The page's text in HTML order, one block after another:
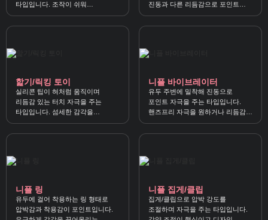
타입입니다. 조작이 쉬워
입문용이나 섬세한 자극 취향에 잘
맞아요.
진동과 다른 리듬감으로 포인트
자극을 선호할 때 잘 맞아요.
핥기/릭킹 토이
실리콘 팁이 혀처럼 움직이며
리듬감 있는 터치 자극을 주는
타입입니다. 섬세한 감각을
좋아하거나 진동이 부담스러울 때
추천해요.
니플 바이브레이터
유두 주변에 밀착해 진동으로
포인트 자극을 주는 타입입니다.
핸즈프리 자극을 원하거나 리듬감을
선호할 때 잘 맞아요.
니플 링
유두에 걸어 착용하는 링 형태로
압박감과 착용감이 포인트입니다.
니플 집게/클립
집게/클립으로 압박 강도를
조절하며 자극을 주는 타입입니다.